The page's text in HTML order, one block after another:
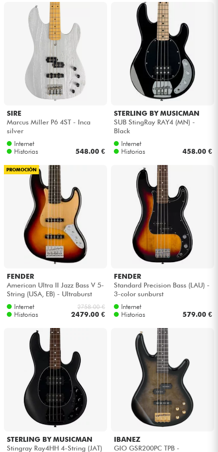
SIRE
Marcus Miller P6 4ST - Inca
silver
Internet
Historias
548.00 €
STERLING BY MUSICMAN
SUB StingRay RAY4 (MN) -
Black
Internet
Historias
458.00 €
PROMOCIÓN
FENDER
American Ultra II Jazz Bass V 5-
String (USA, EB) - Ultraburst
Internet
Historias
2758.00 €
2479.00 €
FENDER
Standard Precision Bass (LAU) -
3-color sunburst
Internet
Historias
579.00 €
STERLING BY MUSICMAN
Stingray Ray4HH 4-String (JAT)
IBANEZ
GIO GSR200PC TPB -